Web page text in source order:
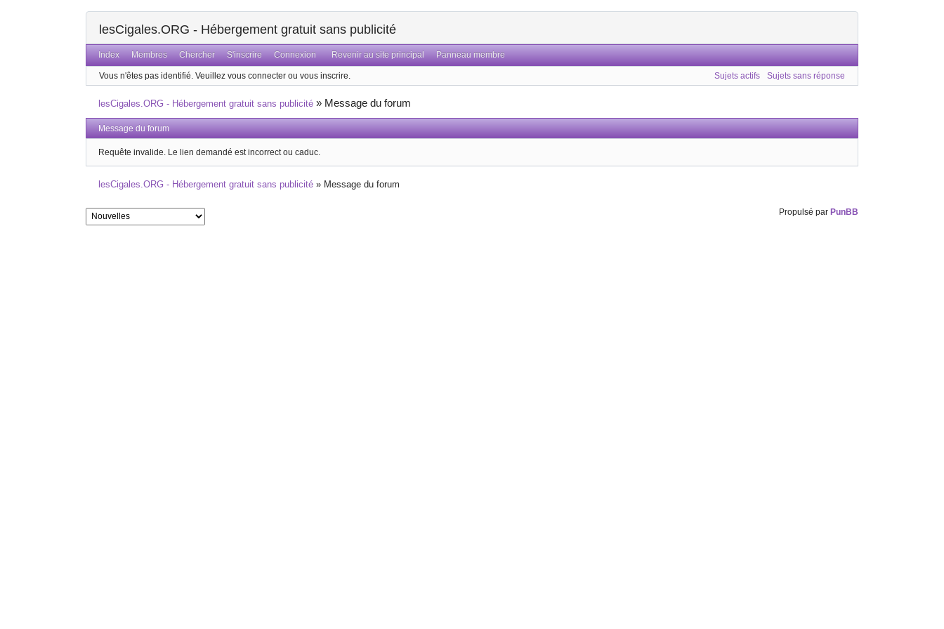
lesCigales.ORG - Hébergement gratuit sans publicité
Index Membres Chercher S'inscrire Connexion Revenir au site principal Panneau membre
Vous n'êtes pas identifié. Veuillez vous connecter ou vous inscrire. Sujets actifs Sujets sans réponse
lesCigales.ORG - Hébergement gratuit sans publicité » Message du forum
Message du forum
Requête invalide. Le lien demandé est incorrect ou caduc.
lesCigales.ORG - Hébergement gratuit sans publicité » Message du forum
Propulsé par PunBB